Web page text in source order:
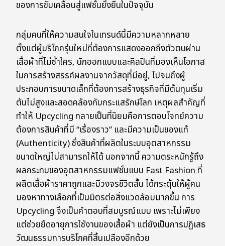
ของการขับเคลื่อนสู่แฟชั่นยั่งยืนในปัจจุบัน
กลุ่มคนที่ให้ความสนใจในเทรนด์นี้มีความหลากหลาย
ตั้งแต่ผู้บริโภครุ่นใหม่ที่ต้องการแสดงออกถึงตัวตนผ่าน
เสื้อผ้าที่ไม่ซ้ำใคร, นักออกแบบและศิลปินที่มองเห็นโอกาส
ในการสร้างสรรค์ผลงานจากวัสดุที่มีอยู่, ไปจนถึงผู้
ประกอบการขนาดเล็กที่ต้องการสร้างธุรกิจที่มีต้นทุนเริ่ม
ต้นไม่สูงและสอดคล้องกับกระแสรักษ์โลก เหตุผลสำคัญที่
ทำให้ Upcycling กลายเป็นที่นิยมคือการตอบโจทย์ความ
ต้องการสินค้าที่มี “เรื่องราว” และมีความเป็นของแท้
(Authenticity) ซึ่งสินค้าที่ผลิตในระบบอุตสาหกรรม
ขนาดใหญ่ไม่สามารถให้ได้ นอกจากนี้ ความตระหนักรู้ถึง
ผลกระทบของอุตสาหกรรมแฟชั่นแบบ Fast Fashion ที่
ผลิตเสื้อผ้าราคาถูกและมีวงจรชีวิตสั้น ได้กระตุ้นให้ผู้คน
มองหาทางเลือกที่เป็นมิตรต่อสิ่งแวดล้อมมากขึ้น การ
Upcycling จึงเป็นคำตอบที่สมบูรณ์แบบ เพราะไม่เพียง
แต่ช่วยยืดอายุการใช้งานของเสื้อผ้า แต่ยังเป็นการปฏิเสธ
วัฒนธรรมการบริโภคที่สิ้นเปลืองอีกด้วย